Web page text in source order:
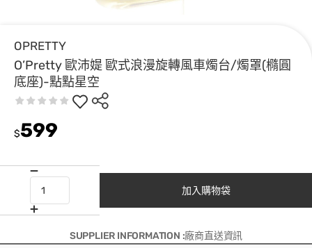
OPRETTY
O’Pretty 歐沛媞 歐式浪漫旋轉風車燭台/燭罩(橢圓
底座)-點點星空
$599
加入購物袋
SUPPLIER INFORMATION :廠商直送資訊